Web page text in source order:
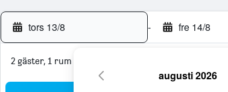
tors 13/8 - fre 14/8
2 gäster, 1 rum
augusti 2026